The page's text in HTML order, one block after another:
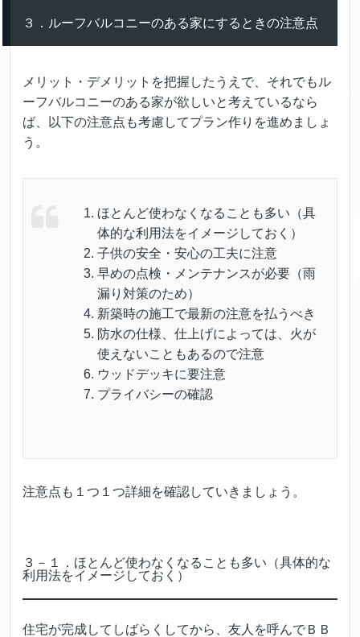
３．ルーフバルコニーのある家にするときの注意点
メリット・デメリットを把握したうえで、それでもル
ーフバルコニーのある家が欲しいと考えているなら
ば、以下の注意点も考慮してプラン作りを進めましょ
う。
ほとんど使わなくなることも多い（具
体的な利用法をイメージしておく）
子供の安全・安心の工夫に注意
早めの点検・メンテナンスが必要（雨
漏り対策のため）
新築時の施工で最新の注意を払うべき
防水の仕様、仕上げによっては、火が
使えないこともあるので注意
ウッドデッキに要注意
プライバシーの確認
注意点も１つ１つ詳細を確認していきましょう。
３－１．ほとんど使わなくなることも多い（具体的な
利用法をイメージしておく）
住宅が完成してしばらくしてから、友人を呼んでＢＢ